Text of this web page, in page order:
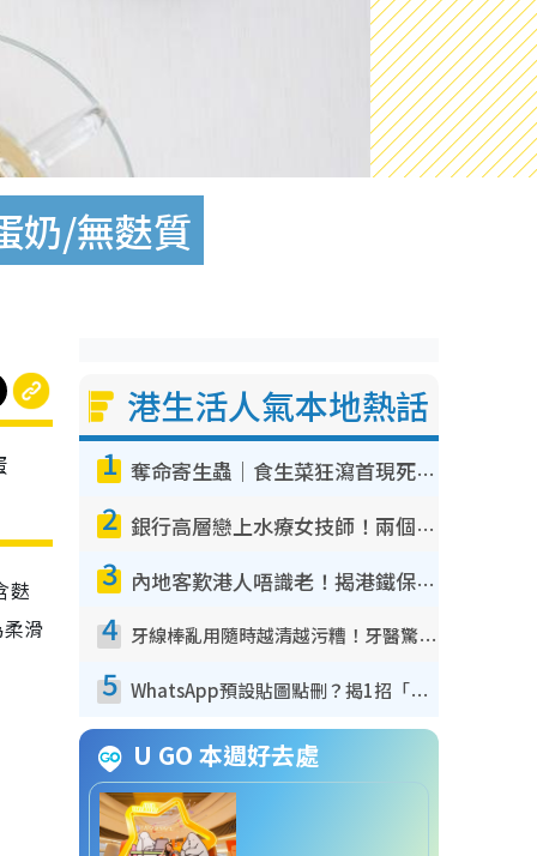
奶/無麩質
麩
滑
港生活人氣本地熱話
1 奪命寄生蟲｜食生菜狂瀉首現死者！疫潮惡化錄1.8萬宗病例 揭洗菜3大謬誤
2 銀行高層戀上水療女技師！兩個月借128萬驚覺「沉船」沉落火海 揭背後疑似邪教操控賣淫
3 內地客歎港人唔識老！揭港鐵保鮮級冷氣 港人求放過：咪投訴
4 牙線棒亂用隨時越清越污糟！牙醫驚揭盲目過戶細菌恐致蛀牙：呢種先係日常真保養
5 WhatsApp預設貼圖點刪？揭1招「反向操作」還原簡潔介面 附3步實測教學
U GO 本週好去處